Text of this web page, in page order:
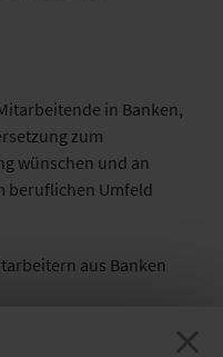
in Banken,
zum
wünschen und an
beruflichen Umfeld
aus Banken